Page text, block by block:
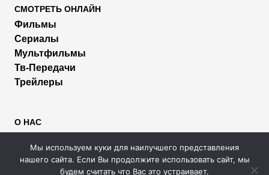
СМОТРЕТЬ ОНЛАЙН
Фильмы
Сериалы
Мультфильмы
Тв-Передачи
Трейлеры
О НАС
Правообладателям
Размещение рекламы
Мы используем куки для наилучшего представления
нашего сайта. Если Вы продолжите использовать сайт, мы
будем считать что Вас это устраивает.